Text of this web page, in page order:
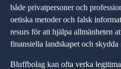
både privatpersoner och
oetiska metoder och falsk
resurs för att hjälpa allmänheten
finansiella landskapet och skydda
Bluffbolag kan ofta verka